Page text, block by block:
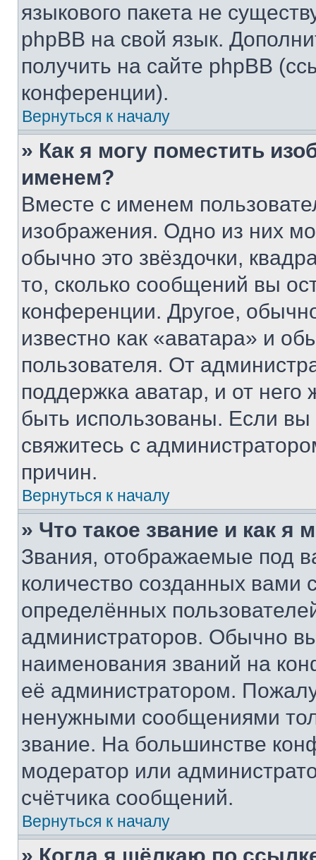
языкового пакета не
phpBB на свой язык.
получить на сайте phpBB
конференции).
Вернуться к началу
» Как я могу поместить
именем?
Вместе с именем
изображения. Одно из них
обычно это звёздочки,
то, сколько сообщений вы
конференции. Другое,
известно как «аватара» и
пользователя. От
поддержка аватар, и от него
быть использованы. Если
свяжитесь с
причин.
Вернуться к началу
» Что такое звание и как я
Звания, отображаемые под
количество созданных
определённых
администраторов. Обычно
наименования званий на
её администратором.
ненужными сообщениями
звание. На большинстве
модератор или
счётчика сообщений.
Вернуться к началу